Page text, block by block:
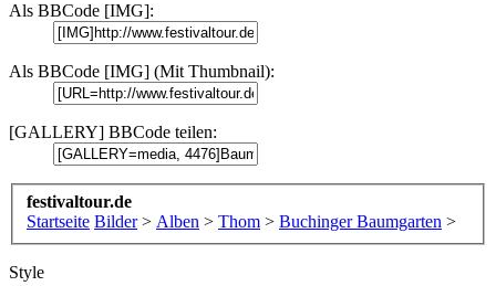
Als BBCode [IMG]:
Als BBCode [IMG] (Mit Thumbnail):
[GALLERY] BBCode teilen:
festivaltour.de
Startseite Bilder > Alben > Thom > Buchinger Baumgarten >
Style